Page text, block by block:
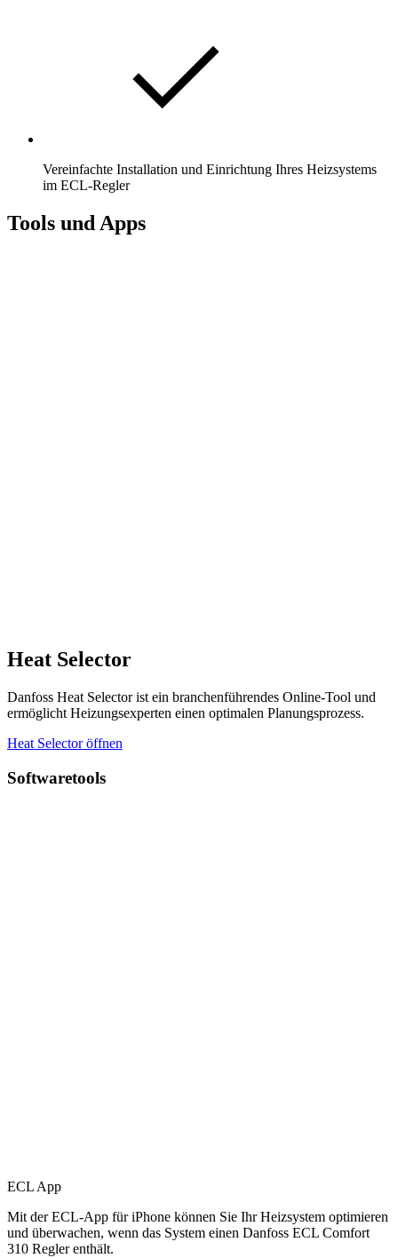
Vereinfachte Installation und Einrichtung Ihres Heizsystems
im ECL-Regler
Tools und Apps
Heat Selector
Danfoss Heat Selector ist ein branchenführendes Online-Tool und
ermöglicht Heizungsexperten einen optimalen Planungsprozess.
Heat Selector öffnen
Softwaretools
ECL App
Mit der ECL-App für iPhone können Sie Ihr Heizsystem optimieren
und überwachen, wenn das System einen Danfoss ECL Comfort
310 Regler enthält.